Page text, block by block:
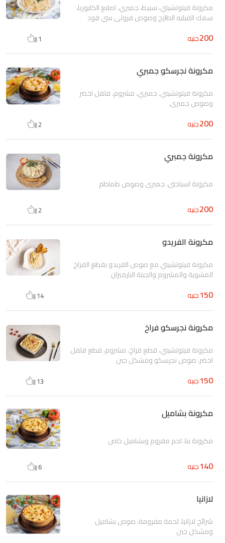
مكرونة فيتوتشيني، سبيط، جمبري، اصابع الكابوريا،
سمك الفيليه الطازج وصوص فروتي سي فود
200جنيه 1
مكرونة نجرسكو جمبري
مكرونة فيتوتشيني، جمبري، مشروم، فلفل اخضر
وصوص جمبري
200جنيه 2
مكرونة جمبري
مكرونة اسباجتي، جمبري وصوص طماطم
200جنيه 2
مكرونة الفريدو
مكرونة فيتوتشيني مع صوص الفريدو بقطع الفراخ
المشوية والمشروم والجبنة البارميزان
150جنيه 14
مكرونة نجرسكو فراخ
مكرونة فيتوتشيني، قطع فراخ، مشروم، قطع فلفل
اخضر، صوص نجرسكو ومشكل جبن
150جنيه 13
مكرونة بشاميل
مكرونة بنا، لحم مفروم وبشاميل خاص
140جنيه 6
لازانيا
شرائح لازانيا، لحمة مفرومة، صوص بشاميل
ومشكل جبن